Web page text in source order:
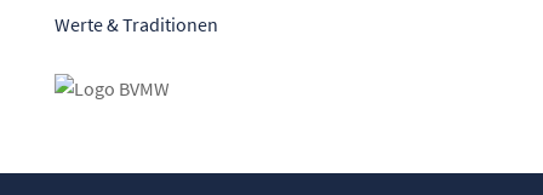
Werte & Traditionen